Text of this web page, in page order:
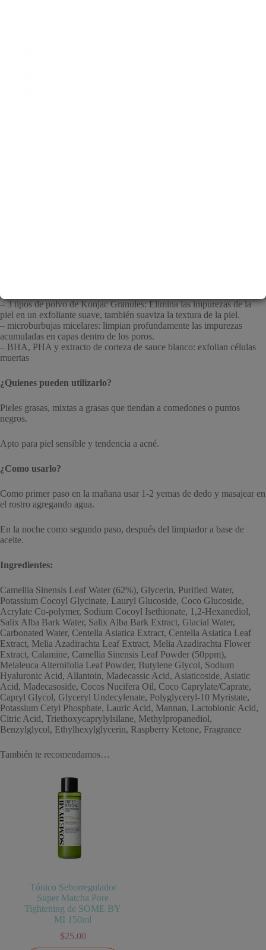
-62 % Agua de Matcha (Bonsung, de clase alta en Corea)
– 3 tipos de polvo de Konjac Granules: Elimina las impurezas de la
piel en un exfoliante suave, también suaviza la textura de la piel.
– microburbujas micelares: limpian profundamente las impurezas
acumuladas en capas dentro de los poros.
– BHA, PHA y extracto de corteza de sauce blanco: exfolian células
muertas
¿Quienes pueden utilizarlo?
Pieles grasas, mixtas a grasas que tiendan a comedones o puntos
negros.
Apto para piel sensible y tendencia a acné.
¿Como usarlo?
Como primer paso en la mañana usar 1-2 yemas de dedo y masajear en
el rostro agregando agua.
En la noche como segundo paso, después del limpiador a base de
aceite.
Ingredientes:
Camellia Sinensis Leaf Water (62%), Glycerin, Purified Water,
Potassium Cocoyl Glycinate, Lauryl Glucoside, Coco Glucoside,
Acrylate Co-polymer, Sodium Cocoyl Isethionate, 1,2-Hexanediol,
Salix Alba Bark Water, Salix Alba Bark Extract, Glacial Water,
Carbonated Water, Centella Asiatica Extract, Centella Asiatica Leaf
Extract, Melia Azadirachta Leaf Extract, Melia Azadirachta Flower
Extract, Calamine, Camellia Sinensis Leaf Powder (50ppm),
Melaleuca Alternifolia Leaf Powder, Butylene Glycol, Sodium
Hyaluronic Acid, Allantoin, Madecassic Acid, Asiaticoside, Asiatic
Acid, Madecasoside, Cocos Nucifera Oil, Coco Caprylate/Caprate,
Capryl Glycol, Glyceryl Undecylenate, Polyglyceryl-10 Myristate,
Potassium Cetyl Phosphate, Lauric Acid, Mannan, Lactobionic Acid,
Citric Acid, Triethoxycaprylylsilane, Methylpropanediol,
Benzylglycol, Ethylhexylglycerin, Raspberry Ketone, Fragrance
También te recomendamos…
Tónico Seborregulador
Super Matcha Pore
Tightening de SOME BY
MI 150ml
$25.00